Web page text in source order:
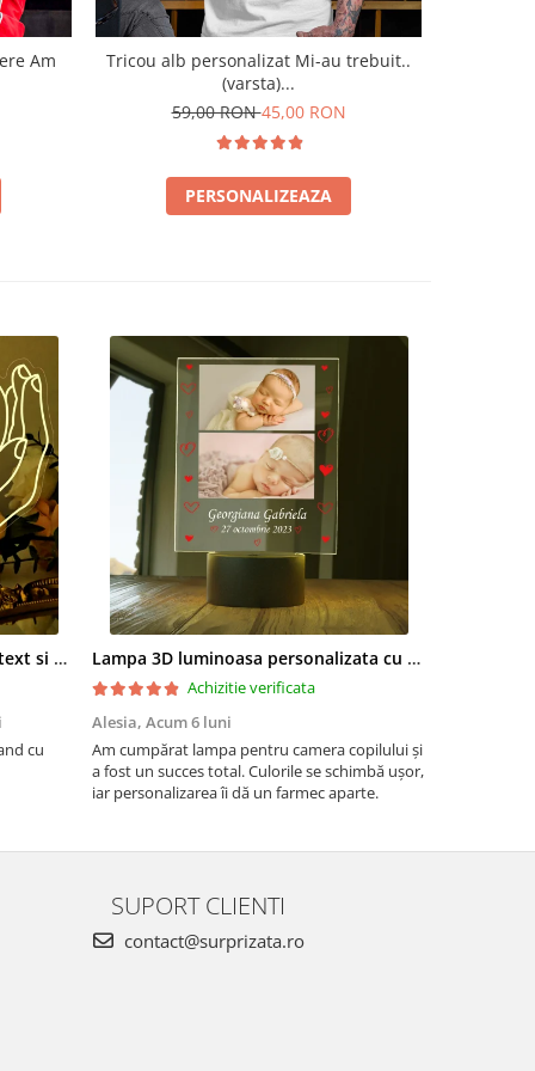
Am
Tricou alb personalizat Mi-au trebuit..
(varsta)...
59,00 RON45,00 RON
PERSONALIZEAZA
Lampa led 3D personalizata cu text si poza model Heart in love hands
cu
Lampa 3D luminoasa personalizata cu 2 poze si nume si data Nou nascut
Achizitie verificata
Alesia, Acum 6 luni
Am cumpărat lampa pentru camera copilului și
a fost un succes total. Culorile se schimbă ușor,
iar personalizarea îi dă un farmec aparte.
SUPORT CLIENTI
contact@surprizata.ro